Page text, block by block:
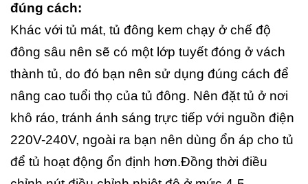
đúng cách:
Khác với tủ mát, tủ đông kem chạy ở chế độ
đông sâu nên sẽ có một lớp tuyết đóng ở vách
thành tủ, do đó bạn nên sử dụng đúng cách để
nâng cao tuổi thọ của tủ đông. Nên đặt tủ ở nơi
khô ráo, tránh ánh sáng trực tiếp với nguồn điện
220V-240V, ngoài ra bạn nên dùng ổn áp cho tủ
để tủ hoạt động ổn định hơn.Đồng thời điều